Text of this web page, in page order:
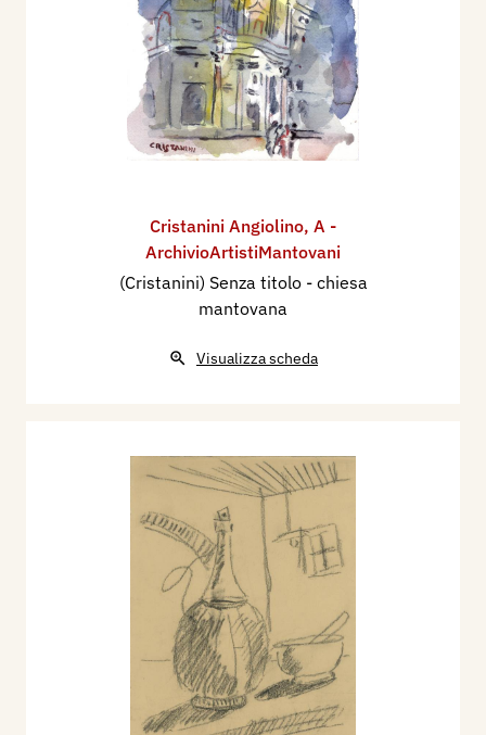
Cristanini Angiolino, A -
ArchivioArtistiMantovani
(Cristanini) Senza titolo - chiesa
mantovana
Visualizza scheda